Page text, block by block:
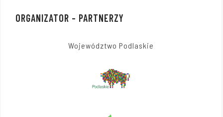
ORGANIZATOR – PARTNERZY
Województwo Podlaskie